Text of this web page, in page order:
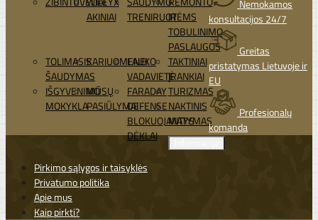
AKINIAI
TRENIRUOTĖMS
IR
TOBULINIMO
PASLAUGOS
TOLIMASIS
ŠAUDYMAS
KARIUOMENEI
LAUKO
VADAVIETĖ
TAKTINIAI
ĮRANKIAI
IŠGYVENIMO
MOKYKLA
MŪSŲ
PASIŪLYMAI
FARADAY
DEFENSE
BLOKUOJANTYS
DĖKLAI
TURIZMAS
NAKTINIS
MATYMAS
Nemokamos
konsultacijos 24/7
Greitas
pristatymas Lietuvoje ir
EU
Profesionalų
komanda
Pirkimo sąlygos ir taisyklės
Privatumo politika
Apie mus
Kaip pirkti?